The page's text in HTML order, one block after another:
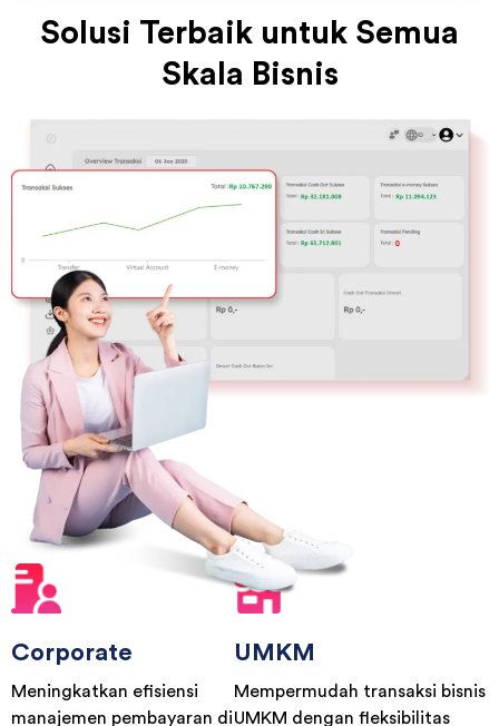
Skala Bisnis
Corporate
manajemen pembayaran di
perusahaan Anda kini lebih
mudah dengan solusi kami.
UMKM
UMKM dengan fleksibilitas
tinggi antara penjual dan
pelanggan. Pengusaha UMKM